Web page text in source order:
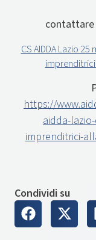
contattare
CS AIDDA Lazio
https://
aidda-
imprenditrici-
Condividi su